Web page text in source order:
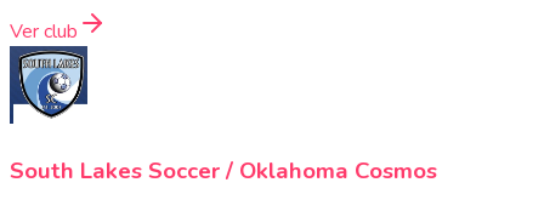
Ver club
South Lakes Soccer / Oklahoma Cosmos